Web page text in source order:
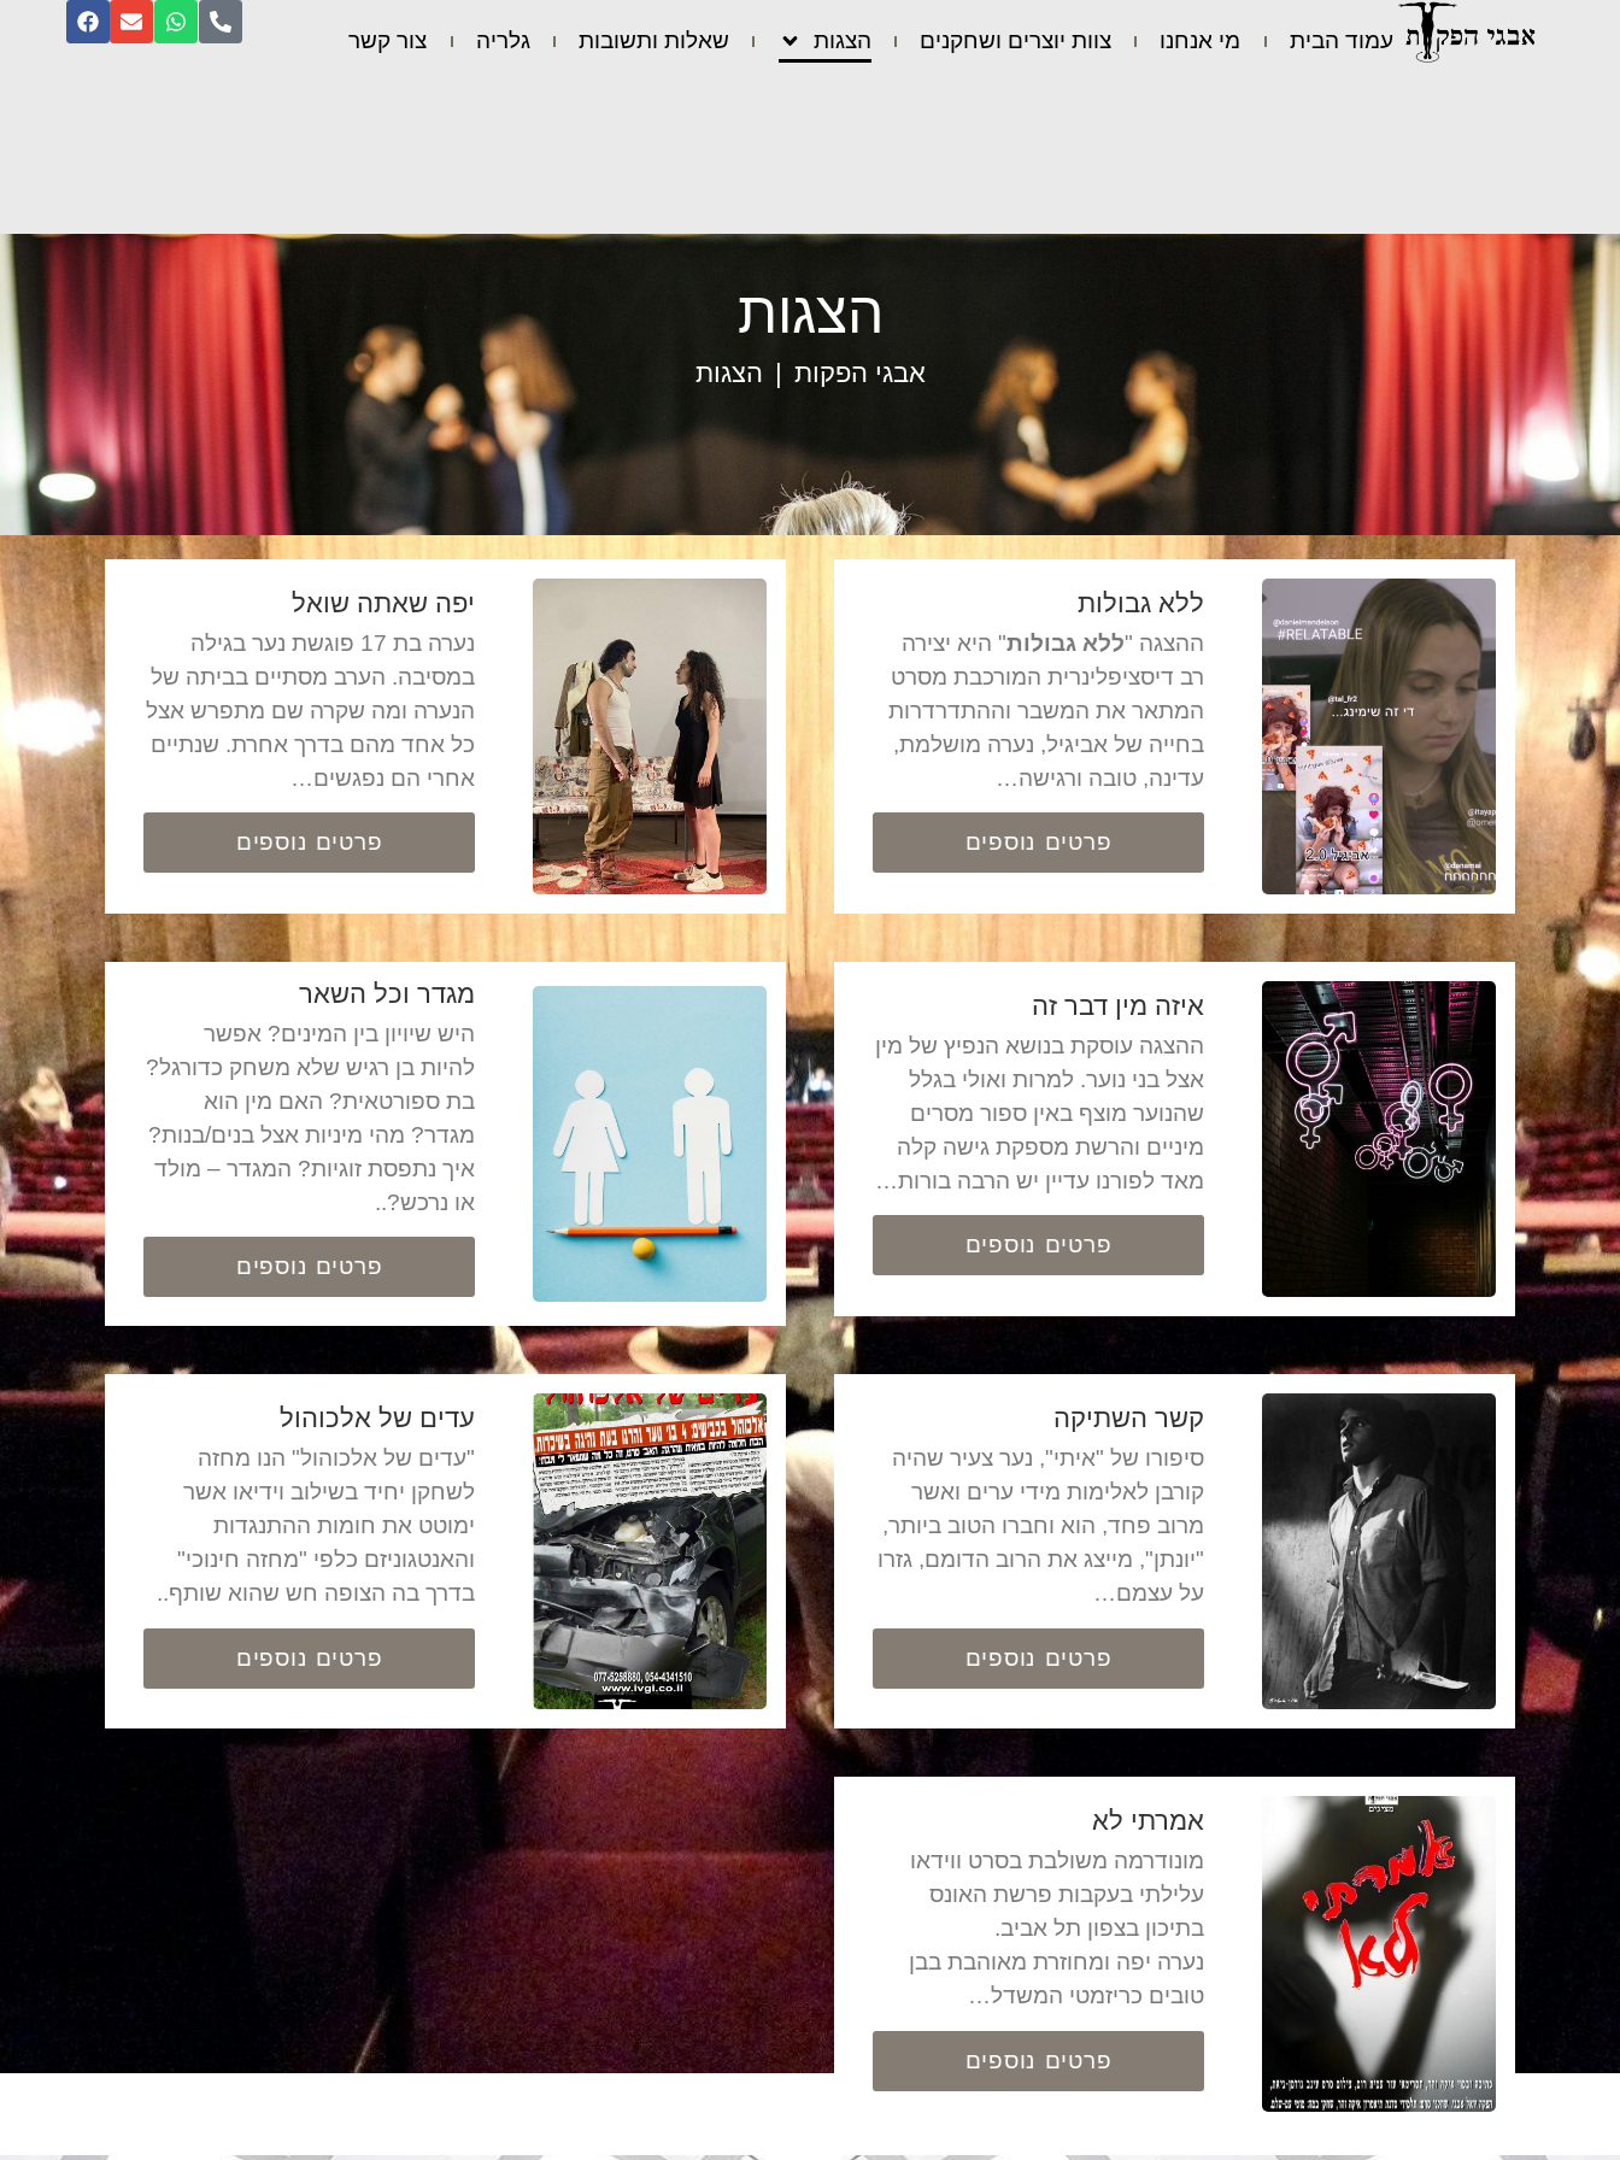
עמוד הבית מי אנחנו צוות יוצרים ושחקנים הצגות שאלות ותשובות גלריה צור קשר
הצגות
אבגי הפקות הצגות
ללא גבולות
ההצגה "ללא גבולות" היא יצירה
רב דיסציפלינרית המורכבת מסרט
המתאר את המשבר וההתדרדרות
בחייה של אביגיל, נערה מושלמת,
עדינה, טובה ורגישה…
פרטים נוספים
יפה שאתה שואל
נערה בת 17 פוגשת נער בגילה
במסיבה. הערב מסתיים בביתה של
הנערה ומה שקרה שם מתפרש אצל
כל אחד מהם בדרך אחרת. שנתיים
אחרי הם נפגשים…
פרטים נוספים
איזה מין דבר זה
ההצגה עוסקת בנושא הנפיץ של מין
אצל בני נוער. למרות ואולי בגלל
שהנוער מוצף באין ספור מסרים
מיניים והרשת מספקת גישה קלה
מאד לפורנו עדיין יש הרבה בורות…
פרטים נוספים
מגדר וכל השאר
היש שיויון בין המינים? אפשר
להיות בן רגיש שלא משחק כדורגל?
בת ספורטאית? האם מין הוא
מגדר? מהי מיניות אצל בנים/בנות?
איך נתפסת זוגיות? המגדר – מולד
או נרכש?..
פרטים נוספים
קשר השתיקה
סיפורו של "איתי", נער צעיר שהיה
קורבן לאלימות מידי ערים ואשר
מרוב פחד, הוא וחברו הטוב ביותר,
"יונתן", מייצג את הרוב הדומם, גזרו
על עצמם…
פרטים נוספים
עדים של אלכוהול
"עדים של אלכוהול" הנו מחזה
לשחקן יחיד בשילוב וידיאו אשר
ימוטט את חומות ההתנגדות
והאנטגוניזם כלפי "מחזה חינוכי"
בדרך בה הצופה חש שהוא שותף..
פרטים נוספים
אמרתי לא
מונודרמה משולבת בסרט ווידאו
עלילתי בעקבות פרשת האונס
בתיכון בצפון תל אביב.
נערה יפה ומחוזרת מאוהבת בבן
טובים כריזמטי המשדל…
פרטים נוספים